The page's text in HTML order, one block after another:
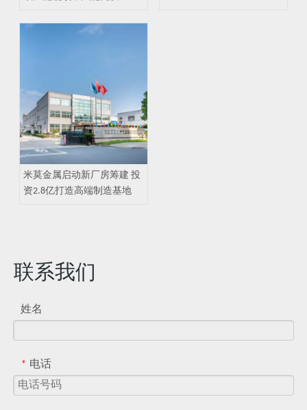
米莫金属启动新厂房筹建 投
资2.8亿打造高端制造基地
联系我们
姓名
* 电话